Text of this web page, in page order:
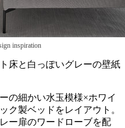
inspiration
床と白っぽいグレーの壁紙
の細かい水玉模様×ホワイ
ク製ベッドをレイアウト。
ー扉のワードローブを配